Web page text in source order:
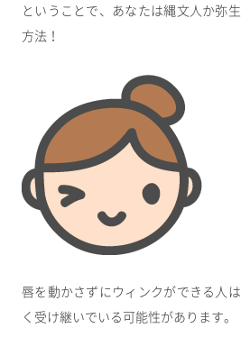
ということで、あなたは縄文人か弥
方法！
唇を動かさずにウィンクができる人
く受け継いでいる可能性があります。